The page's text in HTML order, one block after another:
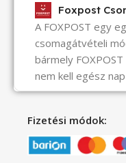
Foxpost
A FOXPOST egy
csomagátvételi
bármely
nem kell egész
Fizetési módok: